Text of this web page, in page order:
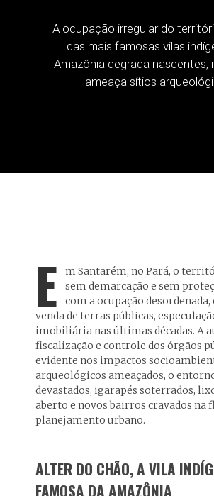
A ocupação irregular do
das mais famosas vilas
Amazônia degrada nascentes,
ameaça sítios
E
m Santarém, no Pará, o
sem demarcação e sem
com a ocupação
venda de terras públicas,
imobiliária nas últimas décadas. A
fiscalização e controle dos órgãos
evidente nos impactos
arqueológicos ameaçados, o
devastados, igarapés soterrados,
aberto e novos bairros cravados na
planejamento urbano.
ALTER DO CHÃO, A VILA
FAMOSA DA AMAZÔNIA